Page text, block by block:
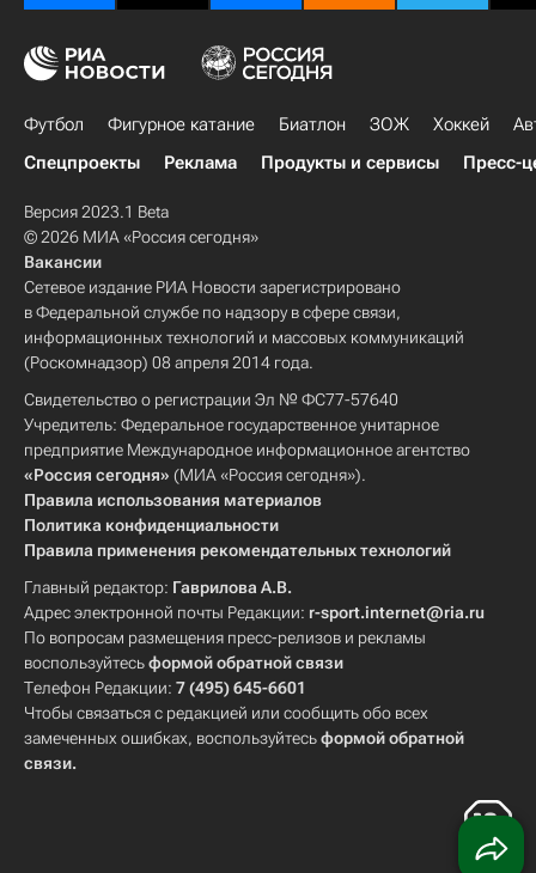
Футбол Фигурное катание Биатлон ЗОЖ Хоккей
Спецпроекты
Реклама Продукты и сервисы Пресс-
Версия 2023.1 Beta
© 2026 МИА «Россия сегодня»
Вакансии
Сетевое издание РИА Новости зарегистрировано
в Федеральной службе по надзору в сфере связи,
информационных технологий и массовых коммуникаций
(Роскомнадзор) 08 апреля 2014 года.
Свидетельство о регистрации Эл № ФС77-57640
Учредитель: Федеральное государственное унитарное
предприятие Международное информационное агентство
«Россия сегодня» (МИА «Россия сегодня»).
Правила использования материалов
Политика конфиденциальности
Правила применения рекомендательных технологий
Главный редактор: Гаврилова А.В.
Адрес электронной почты Редакции: r-sport.internet@ria.ru
По вопросам размещения пресс-релизов и рекламы
воспользуйтесьформой обратной связи
Телефон Редакции: 7 (495) 645-6601
Чтобы связаться с редакцией или сообщить обо всех
замеченных ошибках, воспользуйтесьформой обратной
связи.